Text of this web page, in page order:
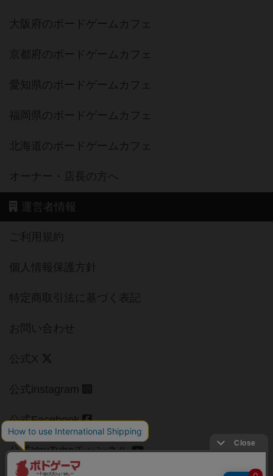
大阪府のボードゲームカフェ
京都府のボードゲームカフェ
愛知県のボードゲームカフェ
福岡県のボードゲームカフェ
北海道のボードゲームカフェ
オーナー・店長の方へ
運営者情報
ご利用規約
個人情報保護方針
特定商取引法に基づく表記
お問い合わせ
公式X
公式instagram
公式Facebook
公式YouTubeチャンネル